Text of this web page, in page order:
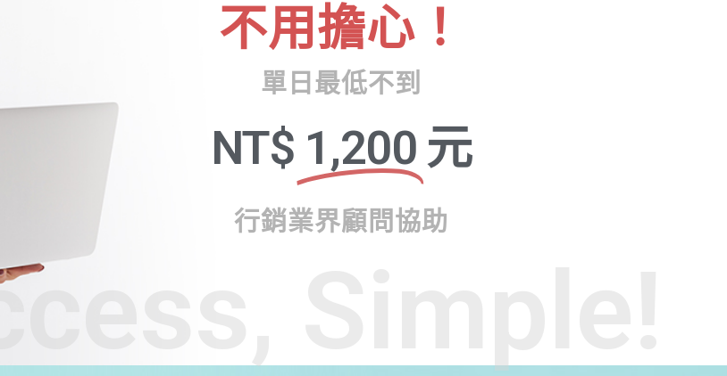
Simple!
不用擔心！
單日最低不到
NT$ 1,200 元
行銷業界顧問協助